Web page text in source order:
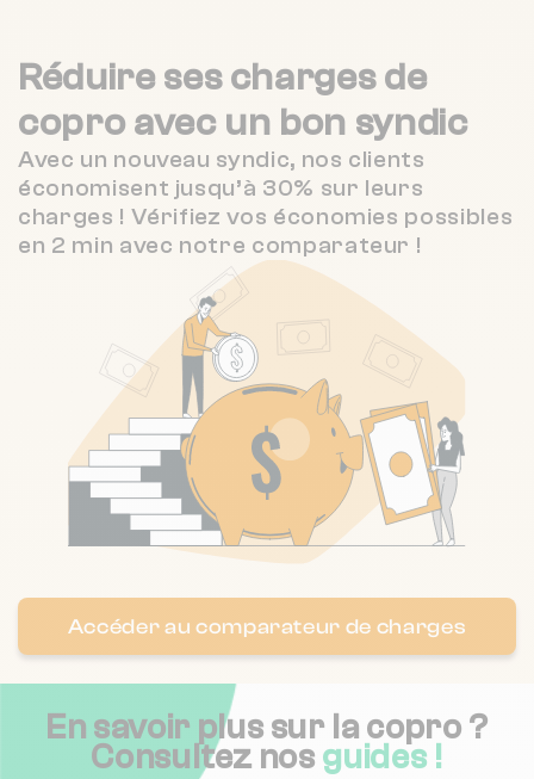
Réduire ses charges de
copro avec un bon syndic
Avec un nouveau syndic, nos clients
économisent jusqu’à 30% sur leurs
charges ! Vérifiez vos économies possibles
en 2 min avec notre comparateur !
Accéder au comparateur de charges
En savoir plus sur la copro ?
Consultez nos guides !